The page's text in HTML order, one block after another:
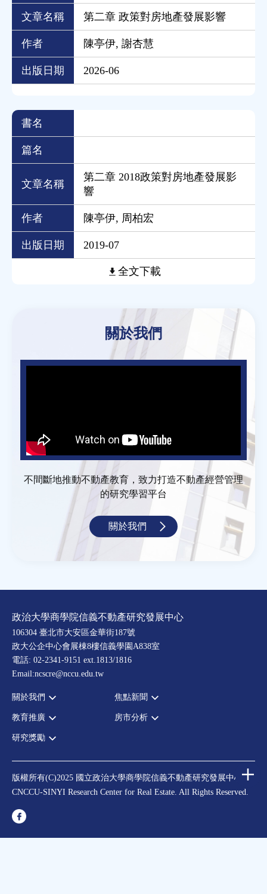
文章名稱 第二章 政策對房地產發展影響
作者 陳亭伊, 謝杏慧
出版日期 2026-06
書名
篇名
文章名稱
第二章 2018政策對房地產發展影
響
作者 陳亭伊, 周柏宏
出版日期 2019-07
全文下載
關於我們
不間斷地推動不動產教育，致力打造不動產經營管理
的研究學習平台
關於我們
政治大學商學院信義不動產研究發展中心
106304 臺北市大安區金華街187號
政大公企中心會展棟8樓信義學園A838室
電話: 02-2341-9151 ext.1813/1816
Email:ncscre@nccu.edu.tw
關於我們
宗旨願景
設置辦法
指導委員
中心成員
聯絡我們
焦點新聞
全部新聞
法律新訊
教育推廣
全部活動
理財規劃講座
不動產學程支援
房市分析
研究獎勵
住宅學會論文獎支援
都市計劃學會論文獎支援
版權所有(C)2025 國立政治大學商學院信義不動產研究發展中心
CNCCU-SINYI Research Center for Real Estate. All Rights Reserved.